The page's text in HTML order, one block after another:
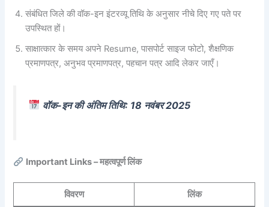
संबंधित जिले की वॉक-इन इंटरव्यू तिथि के अनुसार नीचे दिए गए पते पर
उपस्थित हों।
साक्षात्कार के समय अपने Resume, पासपोर्ट साइज फोटो, शैक्षणिक
प्रमाणपत्र, अनुभव प्रमाणपत्र, पहचान पत्र आदि लेकर जाएँ।
वॉक-इन की अंतिम तिथि: 18 नवंबर 2025
Important Links – महत्वपूर्ण लिंक
विवरण लिंक